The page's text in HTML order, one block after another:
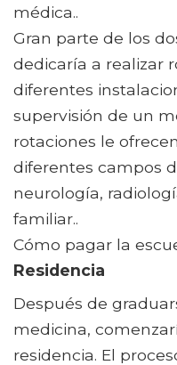
médica..
Gran parte de los
dedicaría a realizar
diferentes
supervisión de un
rotaciones le
diferentes campos
neurología,
familiar..
Cómo pagar la
Residencia
Después de
medicina,
residencia. El